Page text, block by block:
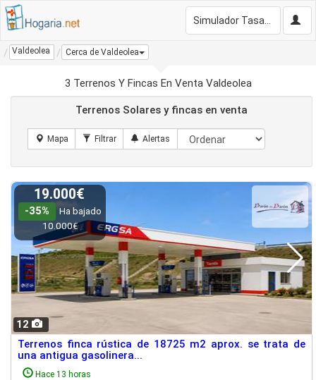
Valdeolea Cerca de Valdeolea
3 Terrenos Y Fincas En Venta Valdeolea
Terrenos Solares y fincas en venta
12
19.000€
-35%
Ha bajado
10.000€
Terrenos finca rústica de 18725 m2 aprox. se trata de
una antigua gasolinera...
Hace 13 horas